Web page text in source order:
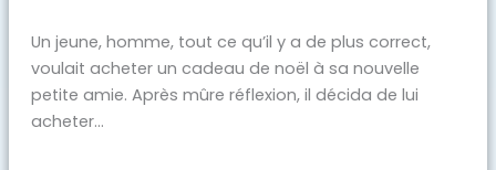
Un jeune, homme, tout ce qu’il y a de plus correct,
voulait acheter un cadeau de noël à sa nouvelle
petite amie. Après mûre réflexion, il décida de lui
acheter...